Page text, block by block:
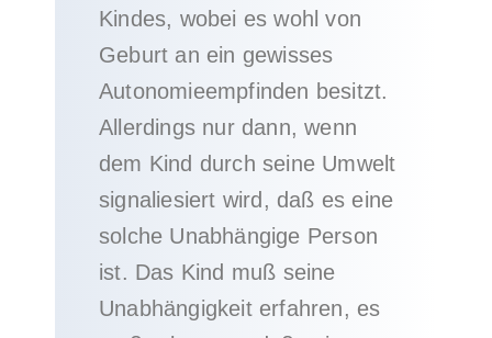
Kindes, wobei es wohl von
Geburt an ein gewisses
Autonomieempfinden besitzt.
Allerdings nur dann, wenn
dem Kind durch seine Umwelt
signaliesiert wird, daß es eine
solche Unabhängige Person
ist. Das Kind muß seine
Unabhängigkeit erfahren, es